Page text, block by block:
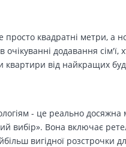
квадратні метри, а
додавання сім'ї,
квартири від найкращих
- це реально досяжна
Вона включає
вигідної розстрочки